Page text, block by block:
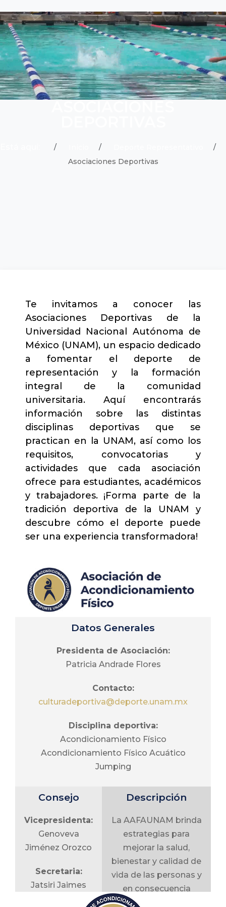
Asociaciones Deportivas
Te invitamos a conocer las
Asociaciones Deportivas de la
Universidad Nacional Autónoma de
México (UNAM), un espacio dedicado
a fomentar el deporte de
representación y la formación
integral de la comunidad
universitaria. Aquí encontrarás
información sobre las distintas
disciplinas deportivas que se
practican en la UNAM, así como los
requisitos, convocatorias y
actividades que cada asociación
ofrece para estudiantes, académicos
y trabajadores. ¡Forma parte de la
tradición deportiva de la UNAM y
descubre cómo el deporte puede
ser una experiencia transformadora!
Datos Generales
Presidenta de Asociación:
Patricia Andrade Flores
Contacto:
culturadeportiva@deporte.unam.mx
Disciplina deportiva:
Acondicionamiento Físico
Acondicionamiento Físico Acuático
Jumping
Consejo
Vicepresidenta:
Genoveva
Jiménez Orozco
Secretaria:
Jatsiri Jaimes
Descripción
La AAFAUNAM brinda
estrategias para
mejorar la salud,
bienestar y calidad de
vida de las personas y
en consecuencia
disminuir el